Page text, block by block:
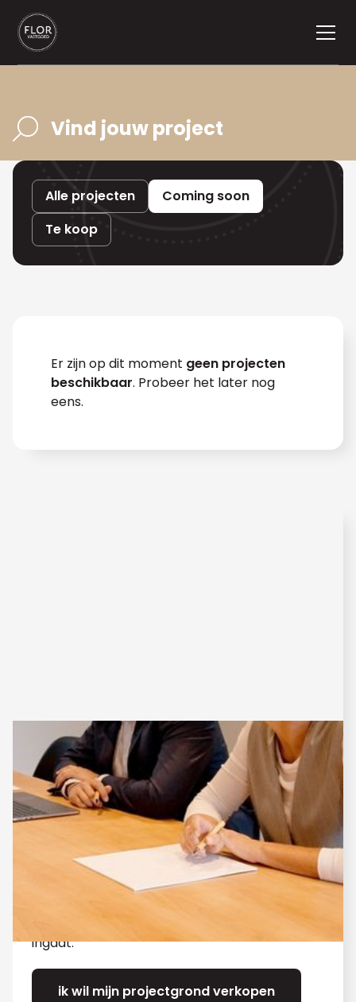
Vind jouw project
Alle projecten
Coming soon
Te koop
Er zijn op dit moment geen projecten
beschikbaar. Probeer het later nog
eens.
Ik ben grondeigenaar
Ook voor grondeigenaars van mogelijke
projectgronden zijn we het aangewezen adres.
Wij begrijpen dat uw belangen van grote
waarde zijn en we zullen er alles aan doen om
een win-win deal te sluiten. Onze focus ligt
altijd op het creëren van meerwaarde voor
alle betrokken partijen, zodat iedereen met
een goed gevoel het ontwikkelingstraject
ingaat.
ik wil mijn projectgrond verkopen